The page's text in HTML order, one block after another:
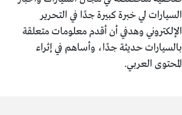
السيارات لي خبرة كبيرة جدًا في التحرير
الإلكتروني وهدفي أن أقدم معلومات متعلقة
بالسيارات حديثة جدًا، وأساهم في إثراء
المحتوى العربي.